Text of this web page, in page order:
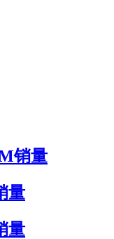
销量
量
量